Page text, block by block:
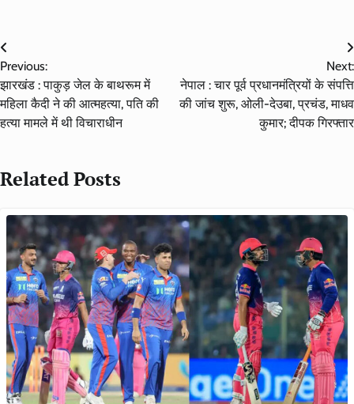
Post
navigation
Previous:
झारखंड : पाकुड़ जेल के बाथरूम में
महिला कैदी ने की आत्महत्या, पति की
हत्या मामले में थी विचाराधीन
Next:
नेपाल : चार पूर्व प्रधानमंत्रियों के संपत्ति
की जांच शुरू, ओली-देउबा, प्रचंड, माधव
कुमार; दीपक गिरफ्तार
Related Posts